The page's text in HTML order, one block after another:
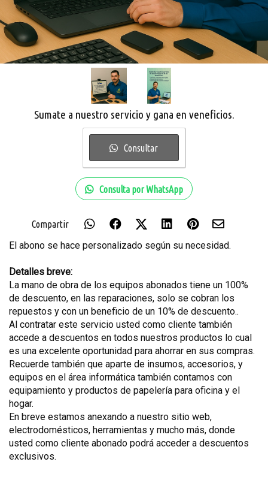
Sumate a nuestro servicio y gana en veneficios.
Consultar
Consulta por WhatsApp
Compartir
El abono se hace personalizado según su necesidad.
Detalles breve:
La mano de obra de los equipos abonados tiene un 100%
de descuento, en las reparaciones, solo se cobran los
repuestos y con un beneficio de un 10% de descuento..
Al contratar este servicio usted como cliente también
accede a descuentos en todos nuestros productos lo cual
es una excelente oportunidad para ahorrar en sus compras.
Recuerde también que aparte de insumos, accesorios, y
equipos en el área informática también contamos con
equipamiento y productos de papelería para oficina y el
hogar.
En breve estamos anexando a nuestro sitio web,
electrodomésticos, herramientas y mucho más, donde
usted como cliente abonado podrá acceder a descuentos
exclusivos.